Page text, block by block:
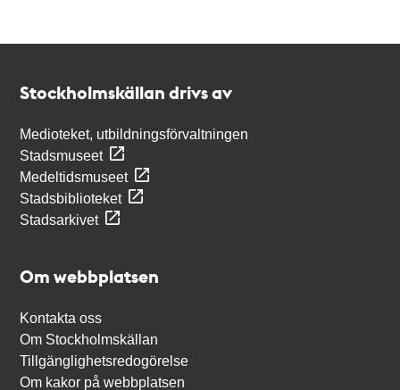
Stockholmskällan drivs av
Medioteket, utbildningsförvaltningen
Stadsmuseet
Medeltidsmuseet
Stadsbiblioteket
Stadsarkivet
Om webbplatsen
Kontakta oss
Om Stockholmskällan
Tillgänglighetsredogörelse
Om kakor på webbplatsen